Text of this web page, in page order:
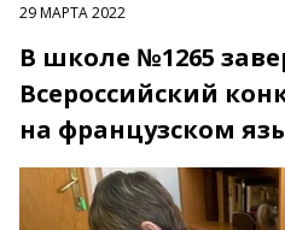
29 МАРТА 2022
В школе №1265
Всероссийский
на французском